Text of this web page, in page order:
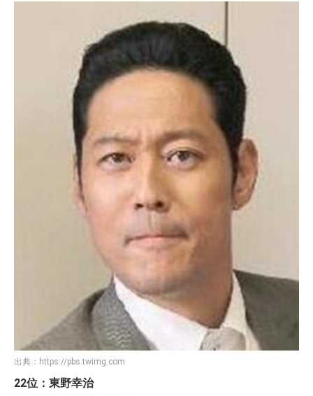
出典： https://pbs.twimg.com
22位：東野幸治